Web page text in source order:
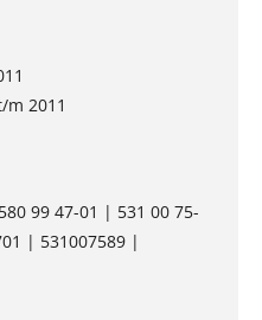
m 2011
99 47-01 | 531 00 75-
| 531007589 |